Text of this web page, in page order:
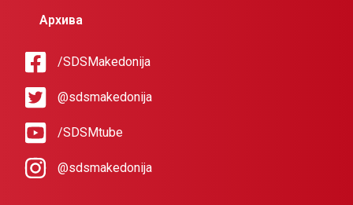
Архива
/SDSMakedonija
@sdsmakedonija
/SDSMtube
@sdsmakedonija